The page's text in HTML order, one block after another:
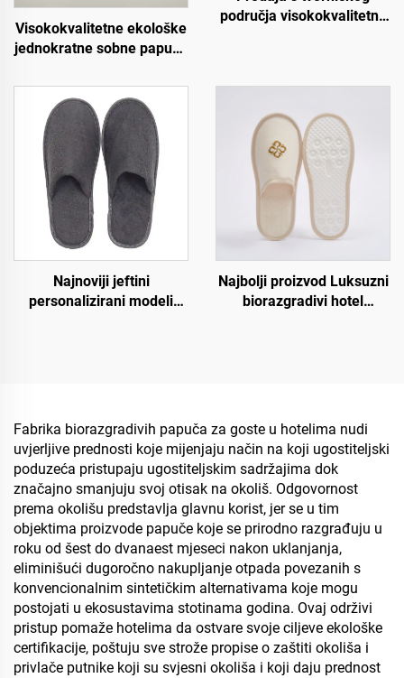
Visokokvalitetne ekološke
jednokratne sobne papuče
oblogom za goste
hotelskih soba
područja visokokvalitetne
logotipom
Najnoviji jeftini
personalizirani modeli
proizvođača
biorazgradivih papuča
Najbolji proizvod Luksuzni
biorazgradivi hotel
Fabrika biorazgradivih papuča za goste u hotelima nudi
uvjerljive prednosti koje mijenjaju način na koji ugostiteljski
poduzeća pristupaju ugostiteljskim sadržajima dok
značajno smanjuju svoj otisak na okoliš. Odgovornost
prema okolišu predstavlja glavnu korist, jer se u tim
objektima proizvode papuče koje se prirodno razgrađuju u
roku od šest do dvanaest mjeseci nakon uklanjanja,
eliminišući dugoročno nakupljanje otpada povezanih s
konvencionalnim sintetičkim alternativama koje mogu
postojati u ekosustavima stotinama godina. Ovaj održivi
pristup pomaže hotelima da ostvare svoje ciljeve ekološke
certifikacije, poštuju sve strože propise o zaštiti okoliša i
privlače putnike koji su svjesni okoliša i koji daju prednost